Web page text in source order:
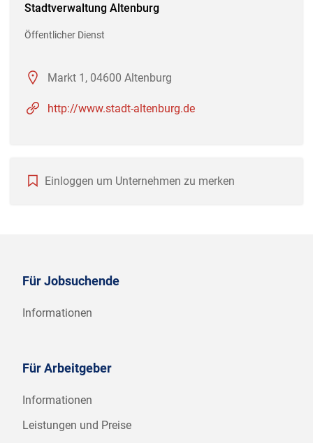
Stadtverwaltung Altenburg
Öffentlicher Dienst
Markt 1, 04600 Altenburg
http://www.stadt-altenburg.de
Einloggen um Unternehmen zu merken
Für Jobsuchende
Informationen
Für Arbeitgeber
Informationen
Leistungen und Preise